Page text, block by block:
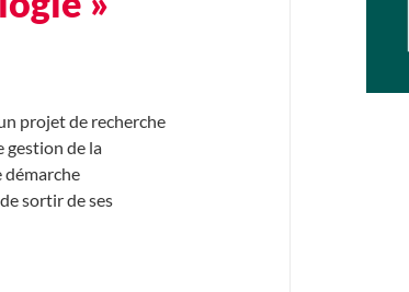
projet de recherche
gestion de la
démarche
sortir de ses